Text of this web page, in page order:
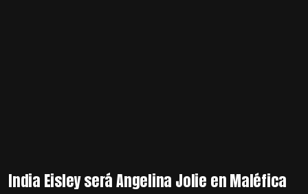
India Eisley será Angelina Jolie en Maléfica